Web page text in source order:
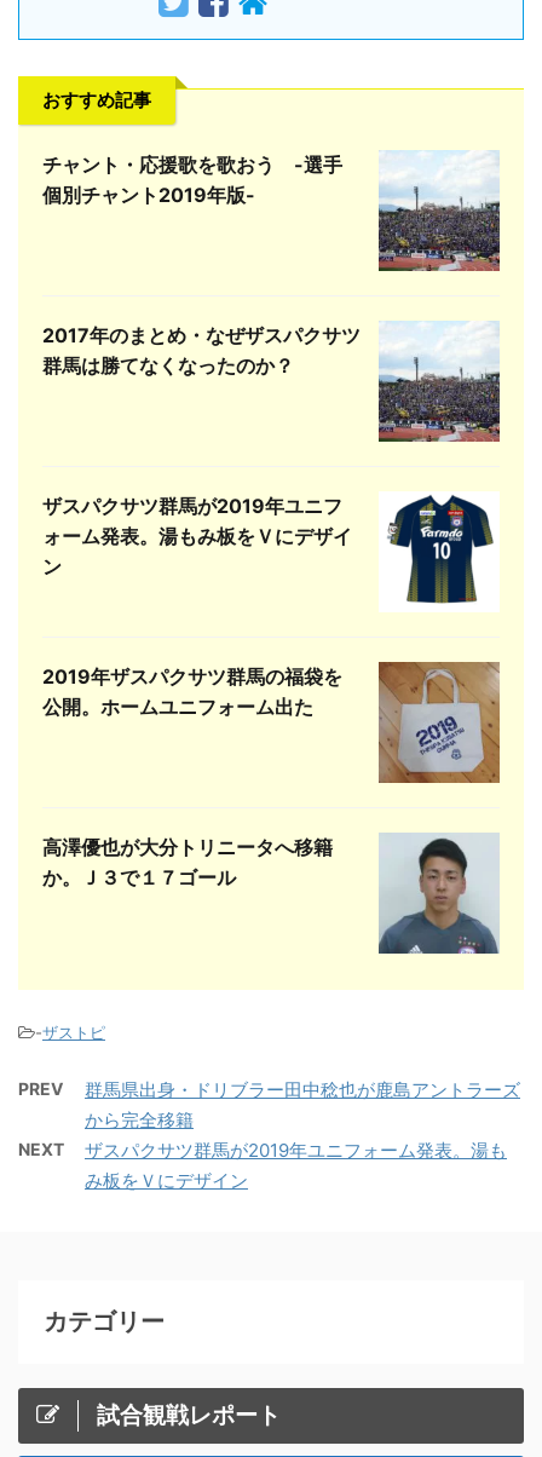
おすすめ記事
チャント・応援歌を歌おう -選手
個別チャント2019年版-
2017年のまとめ・なぜザスパクサツ
群馬は勝てなくなったのか？
ザスパクサツ群馬が2019年ユニフ
ォーム発表。湯もみ板をＶにデザイ
ン
2019年ザスパクサツ群馬の福袋を
公開。ホームユニフォーム出た
高澤優也が大分トリニータへ移籍
か。Ｊ３で１７ゴール
-ザストピ
PREV
群馬県出身・ドリブラー田中稔也が鹿島アントラーズ
から完全移籍
NEXT
ザスパクサツ群馬が2019年ユニフォーム発表。湯も
み板をＶにデザイン
カテゴリー
試合観戦レポート